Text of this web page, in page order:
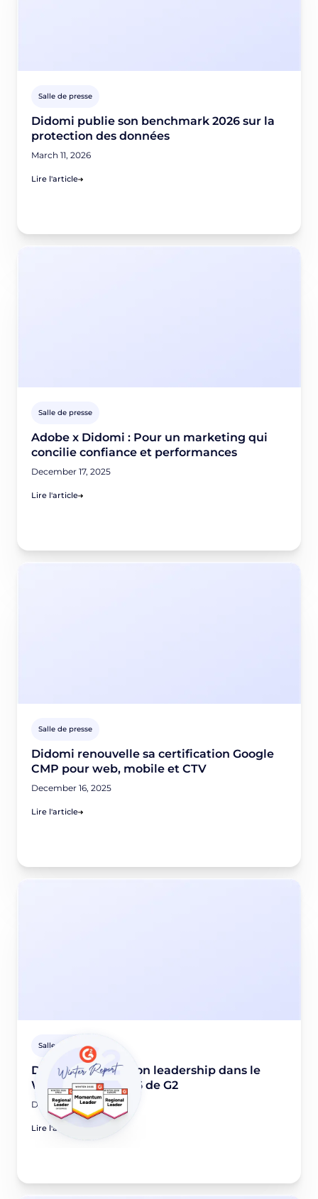
Salle de presse
Didomi publie son benchmark 2026 sur la
protection des données
March 11, 2026
Lire l'article
Salle de presse
Adobe x Didomi : Pour un marketing qui
concilie confiance et performances
December 17, 2025
Lire l'article
Salle de presse
Didomi renouvelle sa certification Google
CMP pour web, mobile et CTV
December 16, 2025
Lire l'article
Salle de presse
Didomi renforce son leadership dans le
Winter report 2026 de G2
December 5, 2025
Lire l'article